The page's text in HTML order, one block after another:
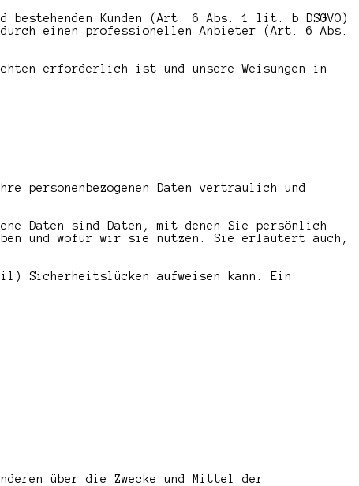
bestehenden Kunden (Art. 6 Abs. 1 lit. b DSGVO)
einen professionellen Anbieter (Art. 6 Abs.
erforderlich ist und unsere Weisungen in
personenbezogenen Daten vertraulich und
Daten sind Daten, mit denen Sie persönlich
und wofür wir sie nutzen. Sie erläutert auch,
Sicherheitslücken aufweisen kann. Ein
über die Zwecke und Mittel der